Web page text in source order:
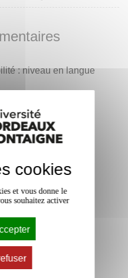
: niveau en langue
cookies
et vous donne le
souhaitez activer